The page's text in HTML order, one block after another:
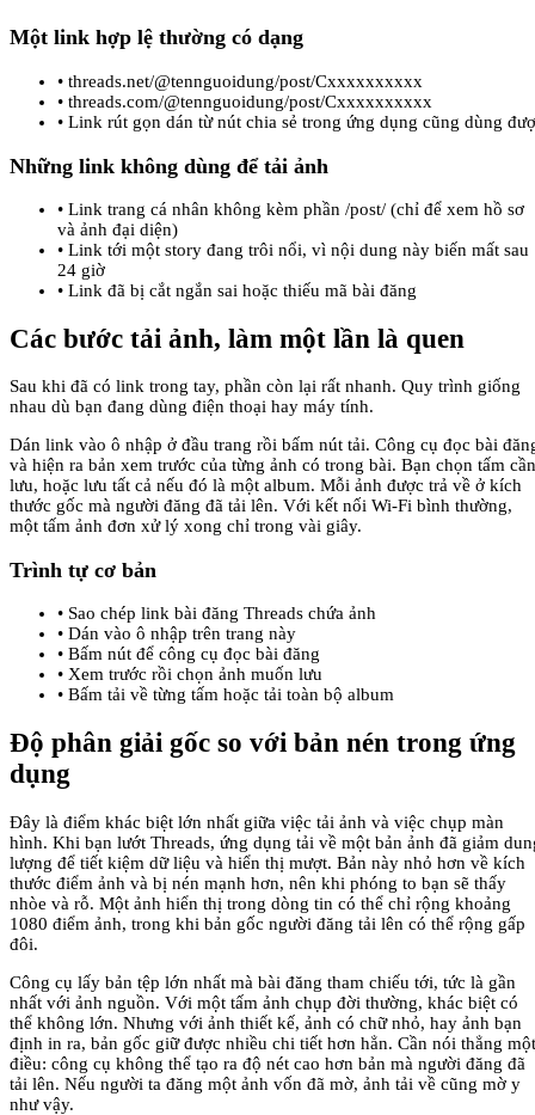
Một link hợp lệ thường có dạng
• threads.net/@tennguoidung/post/Cxxxxxxxxxx
• threads.com/@tennguoidung/post/Cxxxxxxxxxx
• Link rút gọn dán từ nút chia sẻ trong ứng dụng cũng dùng
Những link không dùng để tải ảnh
• Link trang cá nhân không kèm phần /post/ (chỉ để xem hồ sơ
và ảnh đại diện)
• Link tới một story đang trôi nổi, vì nội dung này biến mất sau
24 giờ
• Link đã bị cắt ngắn sai hoặc thiếu mã bài đăng
Các bước tải ảnh, làm một lần là quen
Sau khi đã có link trong tay, phần còn lại rất nhanh. Quy trình giống
nhau dù bạn đang dùng điện thoại hay máy tính.
Dán link vào ô nhập ở đầu trang rồi bấm nút tải. Công cụ đọc bài
và hiện ra bản xem trước của từng ảnh có trong bài. Bạn chọn tấm cần
lưu, hoặc lưu tất cả nếu đó là một album. Mỗi ảnh được trả về ở kích
thước gốc mà người đăng đã tải lên. Với kết nối Wi-Fi bình thường,
một tấm ảnh đơn xử lý xong chỉ trong vài giây.
Trình tự cơ bản
• Sao chép link bài đăng Threads chứa ảnh
• Dán vào ô nhập trên trang này
• Bấm nút để công cụ đọc bài đăng
• Xem trước rồi chọn ảnh muốn lưu
• Bấm tải về từng tấm hoặc tải toàn bộ album
Độ phân giải gốc so với bản nén trong ứng
dụng
Đây là điểm khác biệt lớn nhất giữa việc tải ảnh và việc chụp màn
hình. Khi bạn lướt Threads, ứng dụng tải về một bản ảnh đã giảm
lượng để tiết kiệm dữ liệu và hiển thị mượt. Bản này nhỏ hơn về kích
thước điểm ảnh và bị nén mạnh hơn, nên khi phóng to bạn sẽ thấy
nhòe và rỗ. Một ảnh hiển thị trong dòng tin có thể chỉ rộng khoảng
1080 điểm ảnh, trong khi bản gốc người đăng tải lên có thể rộng gấp
đôi.
Công cụ lấy bản tệp lớn nhất mà bài đăng tham chiếu tới, tức là gần
nhất với ảnh nguồn. Với một tấm ảnh chụp đời thường, khác biệt có
thể không lớn. Nhưng với ảnh thiết kế, ảnh có chữ nhỏ, hay ảnh bạn
định in ra, bản gốc giữ được nhiều chi tiết hơn hẳn. Cần nói thẳng một
điều: công cụ không thể tạo ra độ nét cao hơn bản mà người đăng đã
tải lên. Nếu người ta đăng một ảnh vốn đã mờ, ảnh tải về cũng mờ y
như vậy.